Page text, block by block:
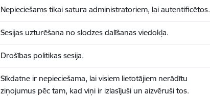
Nepieciešams tikai satura administratoriem, lai autentificētos.
Sesijas uzturēšana no slodzes dalīšanas viedokļa.
Drošības politikas sesija.
Sīkdatne ir nepieciešama, lai visiem lietotājiem nerādītu
ziņojumus pēc tam, kad viņi ir izlasījuši un aizvēruši tos.